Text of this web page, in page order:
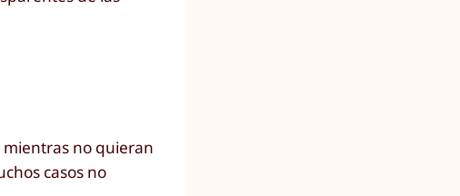
mientras no quieran
casos no